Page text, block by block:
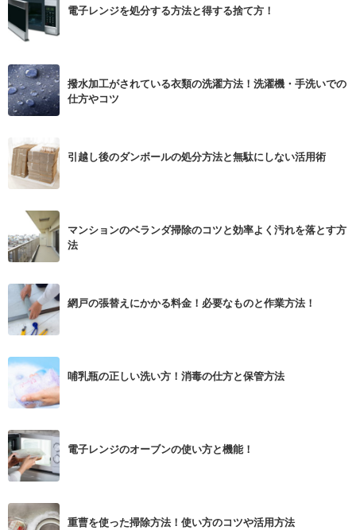
電子レンジを処分する方法と得する捨て方！
撥水加工がされている衣類の洗濯方法！洗濯機・手洗いでの
仕方やコツ
引越し後のダンボールの処分方法と無駄にしない活用術
マンションのベランダ掃除のコツと効率よく汚れを落とす方
法
網戸の張替えにかかる料金！必要なものと作業方法！
哺乳瓶の正しい洗い方！消毒の仕方と保管方法
電子レンジのオーブンの使い方と機能！
重曹を使った掃除方法！使い方のコツや活用方法